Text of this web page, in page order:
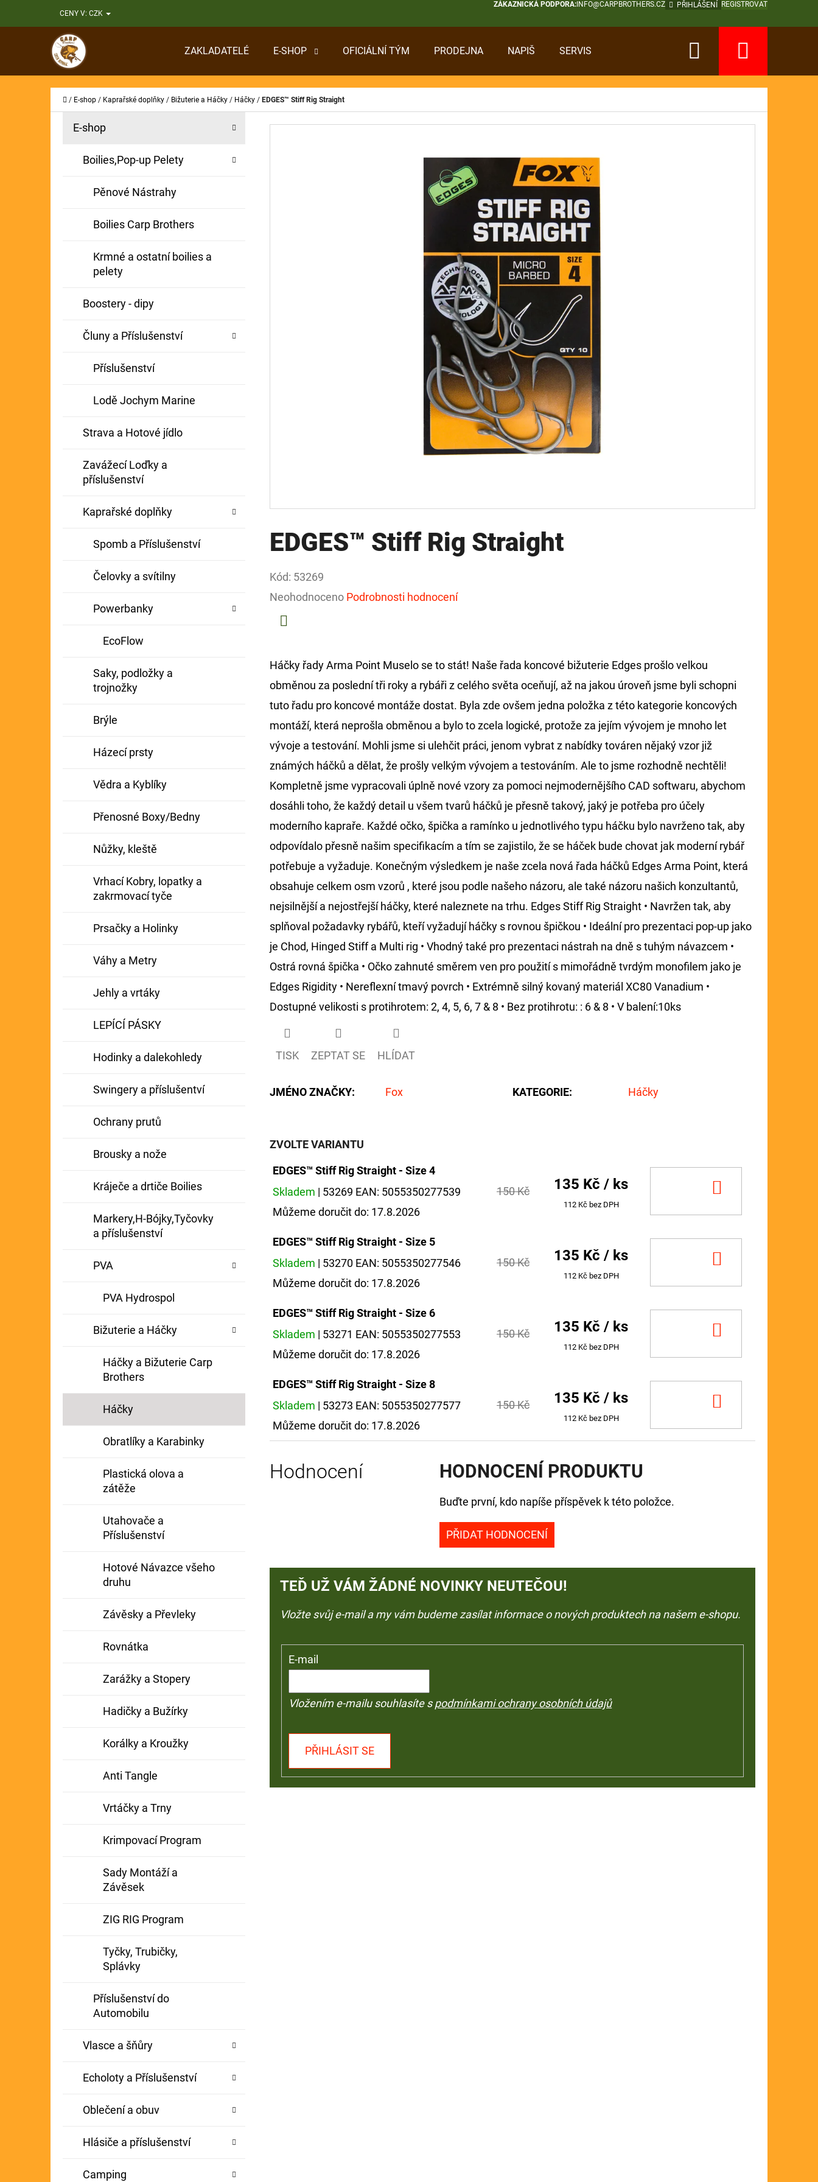
na
CENY V: CZK
ZÁKAZNICKÁ PODPORA:INFO@CARPBROTHERS.CZ PŘIHLÁŠENÍ REGISTROVAT
ZAKLADATELÉ E-SHOP OFICIÁLNÍ TÝM PRODEJNA NAPIŠ SERVIS Hledat
Domů
/ E-shop / Kaprařské doplňky / Bižuterie a Háčky / Háčky / EDGES™ Stiff Rig Straight
Přeskočit
E-shop
Boilies,Pop-up Pelety
Pěnové Nástrahy
Boilies Carp Brothers
Krmné a ostatní boilies a
pelety
Boostery - dipy
Čluny a Příslušenství
Příslušenství
Lodě Jochym Marine
Strava a Hotové jídlo
Zavážecí Loďky a
příslušenství
Kaprařské doplňky
Spomb a Příslušenství
Čelovky a svítilny
Powerbanky
EcoFlow
Saky, podložky a
trojnožky
Brýle
Házecí prsty
Vědra a Kyblíky
Přenosné Boxy/Bedny
Nůžky, kleště
Vrhací Kobry, lopatky a
zakrmovací tyče
Prsačky a Holinky
Váhy a Metry
Jehly a vrtáky
LEPÍCÍ PÁSKY
Hodinky a dalekohledy
Swingery a příslušentví
Ochrany prutů
Brousky a nože
Kráječe a drtiče Boilies
Markery,H-Bójky,Tyčovky
a příslušenství
PVA
PVA Hydrospol
Bižuterie a Háčky
Háčky a Bižuterie Carp
Brothers
Háčky
Obratlíky a Karabinky
Plastická olova a
zátěže
Utahovače a
Příslušenství
Hotové Návazce všeho
druhu
Závěsky a Převleky
Rovnátka
Zarážky a Stopery
Hadičky a Bužírky
Korálky a Kroužky
Anti Tangle
Vrtáčky a Trny
Krimpovací Program
Sady Montáží a
Závěsek
ZIG RIG Program
Tyčky, Trubičky,
Splávky
Příslušenství do
Automobilu
Vlasce a šňůry
Echoloty a Příslušenství
Oblečení a obuv
Hlásiče a příslušenství
Camping
EDGES™ Stiff Rig Straight
Kód: 53269
Průměrné
hodnocení
Neohodnoceno Podrobnosti hodnocení
Háčky řady Arma Point Muselo se to stát! Naše řada koncové bižuterie Edges prošlo velkou
obměnou za poslední tři roky a rybáři z celého světa oceňují, až na jakou úroveň jsme byli schopni
tuto řadu pro koncové montáže dostat. Byla zde ovšem jedna položka z této kategorie koncových
montáží, která neprošla obměnou a bylo to zcela logické, protože za jejím vývojem je mnoho let
vývoje a testování. Mohli jsme si ulehčit práci, jenom vybrat z nabídky továren nějaký vzor již
známých háčků a dělat, že prošly velkým vývojem a testováním. Ale to jsme rozhodně nechtěli!
Kompletně jsme vypracovali úplně nové vzory za pomoci nejmodernějšího CAD softwaru, abychom
dosáhli toho, že každý detail u všem tvarů háčků je přesně takový, jaký je potřeba pro účely
moderního kapraře. Každé očko, špička a ramínko u jednotlivého typu háčku bylo navrženo tak, aby
odpovídalo přesně našim specifikacím a tím se zajistilo, že se háček bude chovat jak moderní rybář
potřebuje a vyžaduje. Konečným výsledkem je naše zcela nová řada háčků Edges Arma Point, která
obsahuje celkem osm vzorů , které jsou podle našeho názoru, ale také názoru našich konzultantů,
nejsilnější a nejostřejší háčky, které naleznete na trhu. Edges Stiff Rig Straight • Navržen tak, aby
splňoval požadavky rybářů, kteří vyžadují háčky s rovnou špičkou • Ideální pro prezentaci pop-up jako
je Chod, Hinged Stiff a Multi rig • Vhodný také pro prezentaci nástrah na dně s tuhým návazcem •
Ostrá rovná špička • Očko zahnuté směrem ven pro použití s mimořádně tvrdým monofilem jako je
Edges Rigidity • Nereflexní tmavý povrch • Extrémně silný kovaný materiál XC80 Vanadium •
Dostupné velikosti s protihrotem: 2, 4, 5, 6, 7 & 8 • Bez protihrotu: : 6 & 8 • V balení:10ks
TISK ZEPTAT SE HLÍDAT
JMÉNO ZNAČKY: Fox KATEGORIE: Háčky
ZVOLTE VARIANTU
EDGES™ Stiff Rig Straight - Size 4
Skladem | 53269 EAN: 5055350277539
Můžeme doručit do: 17.8.2026
150 Kč 135 Kč / ks
112 Kč bez DPH
EDGES™ Stiff Rig Straight - Size 5
Skladem | 53270 EAN: 5055350277546
Můžeme doručit do: 17.8.2026
150 Kč 135 Kč / ks
112 Kč bez DPH
EDGES™ Stiff Rig Straight - Size 6
Skladem | 53271 EAN: 5055350277553
Můžeme doručit do: 17.8.2026
150 Kč 135 Kč / ks
112 Kč bez DPH
EDGES™ Stiff Rig Straight - Size 8
Skladem | 53273 EAN: 5055350277577
Můžeme doručit do: 17.8.2026
150 Kč 135 Kč / ks
112 Kč bez DPH
Hodnocení HODNOCENÍ PRODUKTU
Buďte první, kdo napíše příspěvek k této položce.
PŘIDAT HODNOCENÍ
TEĎ UŽ VÁM ŽÁDNÉ NOVINKY NEUTEČOU!
Vložte svůj e-mail a my vám budeme zasílat informace o nových produktech na našem e-shopu.
E-mail
Vložením e-mailu souhlasíte spodmínkami ochrany osobních údajů
PŘIHLÁSIT SE
O
Í
Zpět
do
obchodu
Zpět
do
obchodu
CO POTŘEBUJETE NAJÍT?
HLEDAT
BOILIE RIG PLUS 25LB
Původně: 79 Kč
FOX CARP SUB FLOAT
202 Kč
Původně: 225 Kč